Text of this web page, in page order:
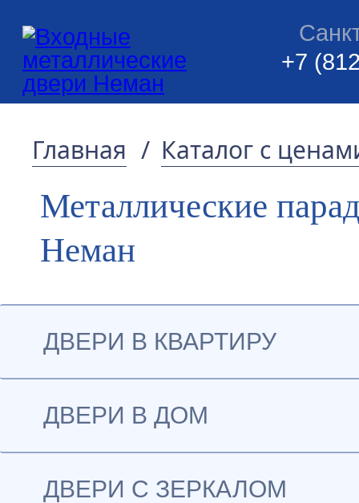
+7
Главная / Каталог с
Металлические
Неман
ДВЕРИ В КВАРТИРУ
ДВЕРИ В ДОМ
ДВЕРИ С ЗЕРКАЛОМ